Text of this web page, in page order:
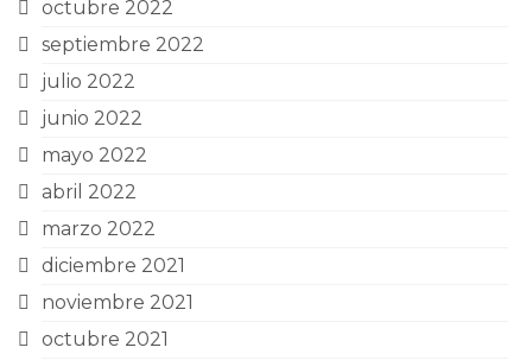
octubre 2022
septiembre 2022
julio 2022
junio 2022
mayo 2022
abril 2022
marzo 2022
diciembre 2021
noviembre 2021
octubre 2021